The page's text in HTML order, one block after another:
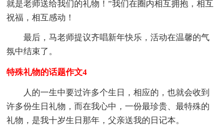
就是老师送给我们的礼物！”我们在圈内相互拥抱，相互
祝福，相互感动！
最后，马老师提议齐唱新年快乐，活动在温馨的气
氛中结束了。
特殊礼物的话题作文4
人的一生中要过许多个生日，相应的，也就会收到
许多份生日礼物，而在我心中，一份最珍贵、最特殊的
礼物，是我十岁生日那年，父亲送我的日记本。